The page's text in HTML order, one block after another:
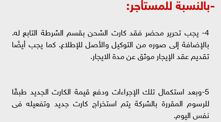
4- يجب تحرير محضر فقد كارت الشحن بقسم الشرطة التابع له.
بالإضافة إلى صوره من التوكيل والأصل للإطلاع. كما يجب أيضًا
تقديم عقد الإيجار موثق عن مدة الايجار.
5-وبعد استكمال تلك الإجراءات ودفع قيمة الكارت الجديد طبقًا
للرسوم المقررة بالشركة يتم استخراج كارت جديد وتفعيله فى
نفس اليوم.